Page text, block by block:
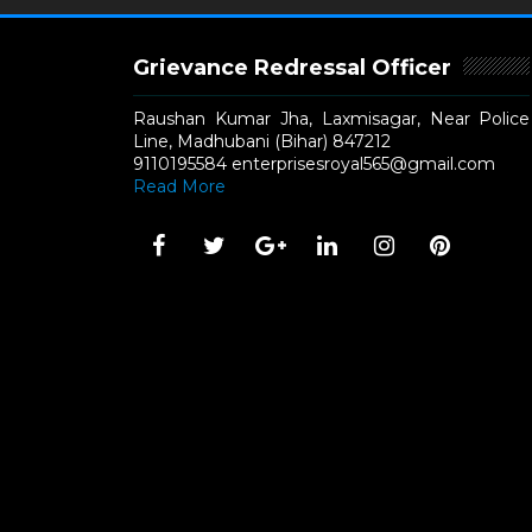
Grievance Redressal Officer
Raushan Kumar Jha, Laxmisagar, Near Police
Line, Madhubani (Bihar) 847212
9110195584 enterprisesroyal565@gmail.com
Read More